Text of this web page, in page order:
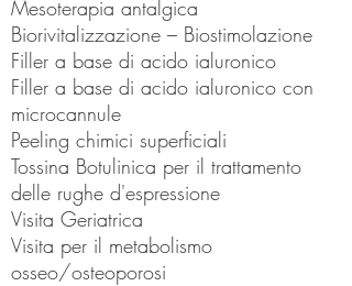
Mesoterapia antalgica
Biorivitalizzazione – Biostimolazione
Filler a base di acido ialuronico
Filler a base di acido ialuronico con
microcannule
Peeling chimici superficiali
Tossina Botulinica per il trattamento
delle rughe d'espressione
Visita Geriatrica
Visita per il metabolismo
osseo/osteoporosi